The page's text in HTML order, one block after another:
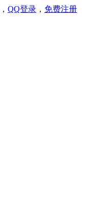
， QQ登录 ， 免费注册